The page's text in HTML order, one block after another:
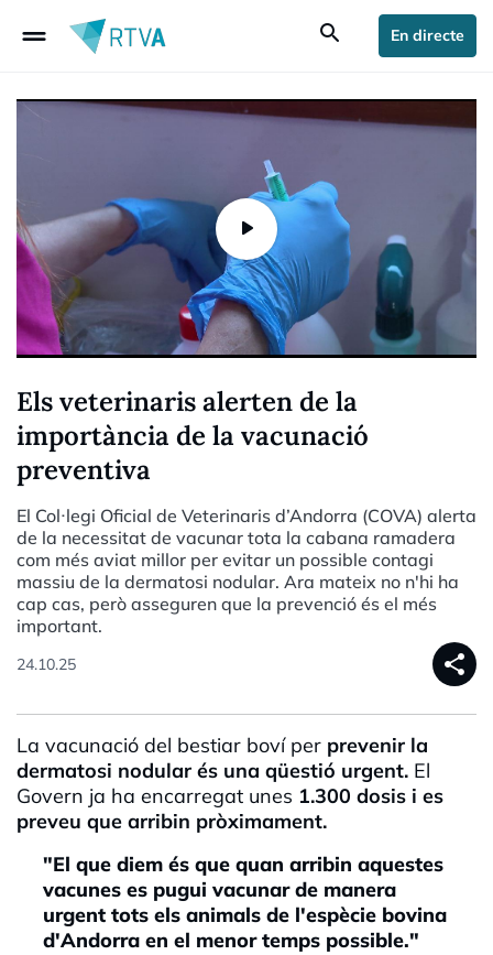
drag_handle search En directe
Els veterinaris alerten de la
importància de la vacunació
preventiva
El Col·legi Oficial de Veterinaris d’Andorra (COVA) alerta
de la necessitat de vacunar tota la cabana ramadera
com més aviat millor per evitar un possible contagi
massiu de la dermatosi nodular. Ara mateix no n'hi ha
cap cas, però asseguren que la prevenció és el més
important.
24.10.25 share
La vacunació del bestiar boví per prevenir la
dermatosi nodular és una qüestió urgent. El
Govern ja ha encarregat unes 1.300 dosis i es
preveu que arribin pròximament.
"El que diem és que quan arribin aquestes
vacunes es pugui vacunar de manera
urgent tots els animals de l'espècie bovina
d'Andorra en el menor temps possible."